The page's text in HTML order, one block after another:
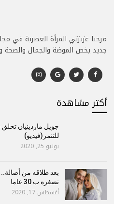
مرحبا عزيزتي المرأة العصرية في
جديد يخص الموضة والجمال
أكتر مشاهدة
جويل ماردينيان
للتنمر(فيديو)
يونيو 25, 2020
بعد طلاقه من
تصغره ب 30 عاما
أغسطس 17, 2020